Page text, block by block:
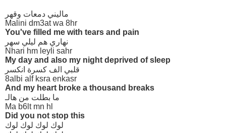
ماليني دمعات وقهر
Malini dm3at wa 8hr
You've filled me with tears and pain
نهاري هم ليلي سهر
Nhari hm leyli sahr
My day and also my night deprived of sleep
قلبي الف كسرة انكسر
8albi alf ksra enkasr
And my heart broke a thousand breaks
ما بطلت من هالـ
Ma b6lt mn hl
Did you not stop this
لوك لوك لوك لوك